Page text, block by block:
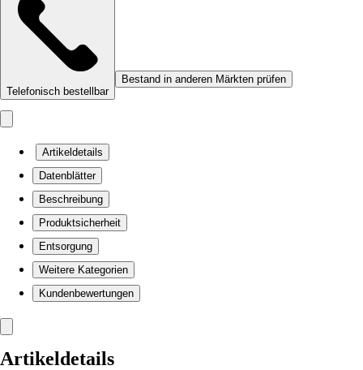
Telefonisch bestellbar
Bestand in anderen Märkten prüfen
Artikeldetails
Datenblätter
Beschreibung
Produktsicherheit
Entsorgung
Weitere Kategorien
Kundenbewertungen
Artikeldetails